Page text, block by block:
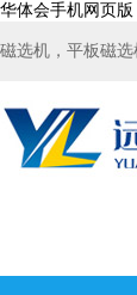
华体会手机网页版
磁选机，平板磁